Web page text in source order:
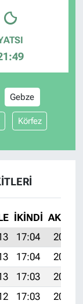
Gebze
Körfez
İKINDI AKŞAM
17:04
20:17
17:04
20:15
17:03
20:14
17:03
20:13